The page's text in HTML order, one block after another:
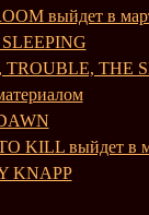
выйдет в
TROUBLE, THE
KILL выйдет в
KNAPP